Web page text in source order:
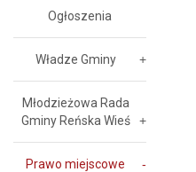
Ogłoszenia
Władze Gminy
Młodzieżowa Rada
Gminy Reńska Wieś
Prawo miejscowe